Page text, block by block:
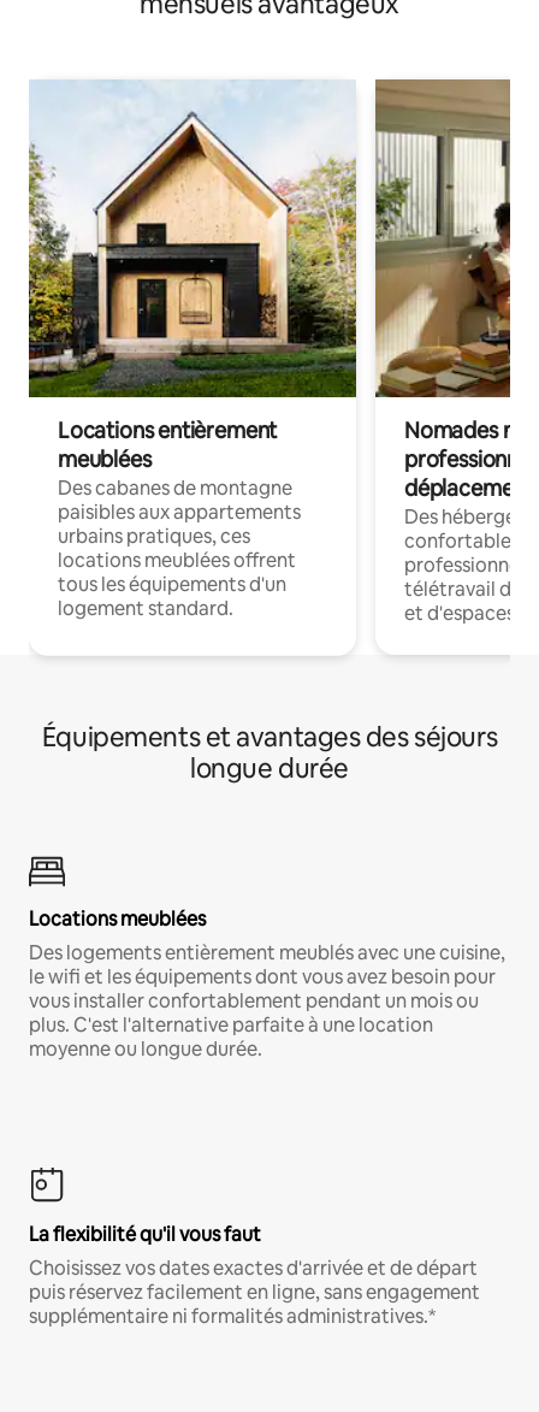
Locations entièrement
meublées
Des cabanes de montagne
paisibles aux appartements
urbains pratiques, ces
locations meublées offrent
tous les équipements d'un
logement standard.
Nomades
déplacement
Des
confortables
professionnels
télétravail
et d'espaces
Équipements et avantages des séjours
longue durée
Locations meublées
Des logements entièrement meublés avec une cuisine,
le wifi et les équipements dont vous avez besoin pour
vous installer confortablement pendant un mois ou
plus. C'est l'alternative parfaite à une location
moyenne ou longue durée.
La flexibilité qu'il vous faut
Choisissez vos dates exactes d'arrivée et de départ
puis réservez facilement en ligne, sans engagement
supplémentaire ni formalités administratives.*